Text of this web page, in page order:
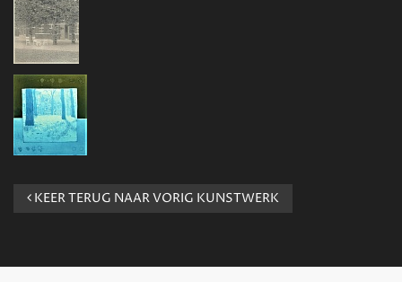
KEER TERUG NAAR VORIG KUNSTWERK